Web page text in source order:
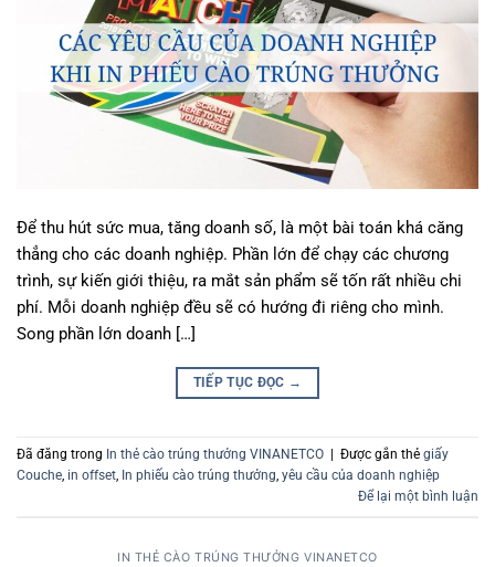
Để thu hút sức mua, tăng doanh số, là một bài toán khá căng
thẳng cho các doanh nghiệp. Phần lớn để chạy các chương
trình, sự kiến giới thiệu, ra mắt sản phẩm sẽ tốn rất nhiều chi
phí. Mỗi doanh nghiệp đều sẽ có hướng đi riêng cho mình.
Song phần lớn doanh […]
TIẾP TỤC ĐỌC →
Đã đăng trong In thẻ cào trúng thưởng VINANETCO Được gắn thẻ giấy
Couche, in offset, In phiếu cào trúng thưởng, yêu cầu của doanh nghiệp
Để lại một bình luận
IN THẺ CÀO TRÚNG THƯỞNG VINANETCO